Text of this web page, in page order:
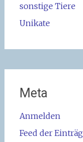
sonstige Tiere
Unikate
Meta
Anmelden
Feed der